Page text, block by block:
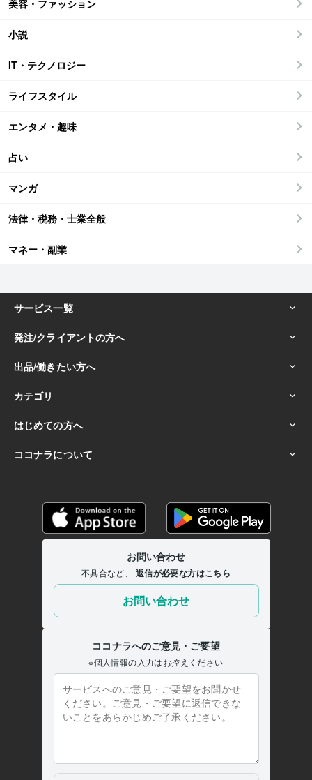
美容・ファッション
小説
IT・テクノロジー
ライフスタイル
エンタメ・趣味
占い
マンガ
法律・税務・士業全般
マネー・副業